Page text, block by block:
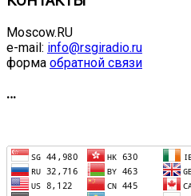
Moscow.RU
e-mail: info@rsgiradio.ru
форма обратной связи
…